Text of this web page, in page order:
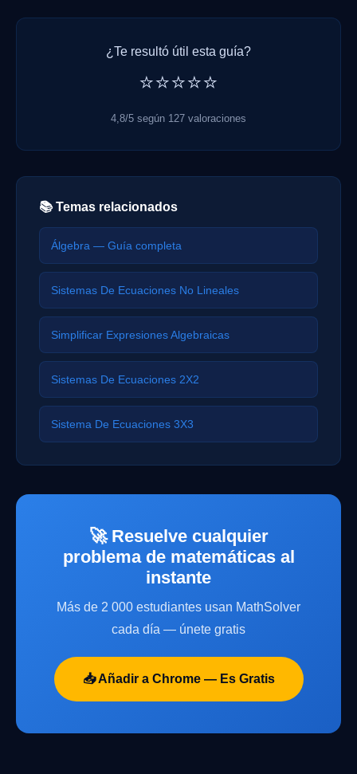
¿Te resultó útil esta guía?
⭐⭐⭐⭐⭐
4,8/5 según 127 valoraciones
📚 Temas relacionados
Álgebra — Guía completa
Sistemas De Ecuaciones No Lineales
Simplificar Expresiones Algebraicas
Sistemas De Ecuaciones 2X2
Sistema De Ecuaciones 3X3
🚀 Resuelve cualquier
problema de matemáticas al
instante
Más de 2 000 estudiantes usan MathSolver
cada día — únete gratis
📥 Añadir a Chrome — Es Gratis